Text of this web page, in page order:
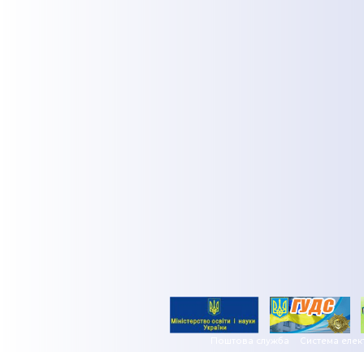
Поштова служба
Система